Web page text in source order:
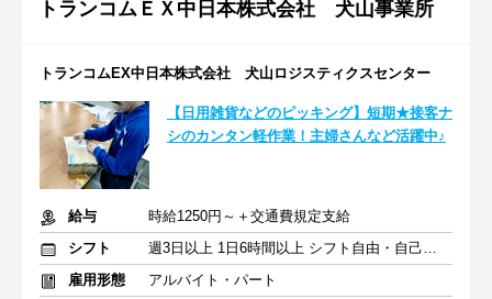
トランコムＥＸ中日本株式会社 犬山事業所
トランコムEX中日本株式会社 犬山ロジスティクスセンター
【日用雑貨などのピッキング】短期★接客ナ
シのカンタン軽作業！主婦さんなど活躍中♪
給与
時給1250円～＋交通費規定支給
シフト
週3日以上 1日6時間以上 シフト自由・自己申告
雇用形態
アルバイト・パート